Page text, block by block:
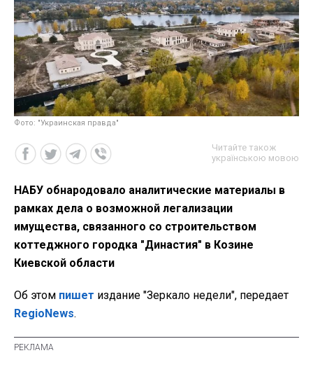
Фото: "Украинская правда"
Читайте також
українською мовою
НАБУ обнародовало аналитические материалы в
рамках дела о возможной легализации
имущества, связанного со строительством
коттеджного городка "Династия" в Козине
Киевской области
Об этом пишет издание "Зеркало недели", передает
RegioNews.